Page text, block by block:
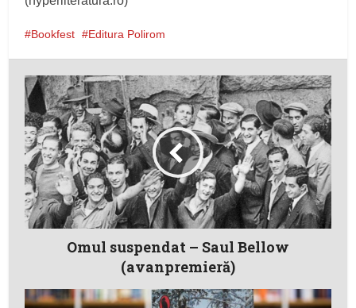
Bookfest Editura Polirom
Omul suspendat – Saul Bellow
(avanpremieră)